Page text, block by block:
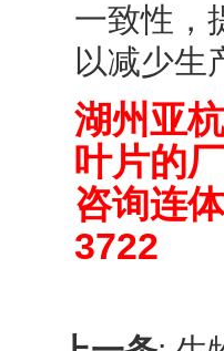
一致性，
以减少生
湖州亚
叶片的
咨询连
3722